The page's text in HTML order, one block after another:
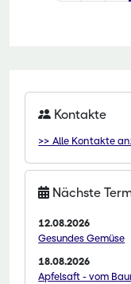
Kontakte
>> Alle Kontakte
Nächste
12.08.2026
Gesundes Gemüse
18.08.2026
Apfelsaft - vom